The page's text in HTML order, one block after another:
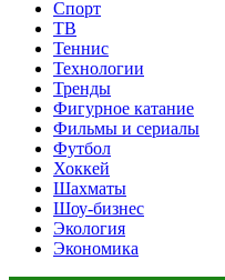
Спорт
ТВ
Теннис
Технологии
Тренды
Фигурное катание
Фильмы и сериалы
Футбол
Хоккей
Шахматы
Шоу-бизнес
Экология
Экономика